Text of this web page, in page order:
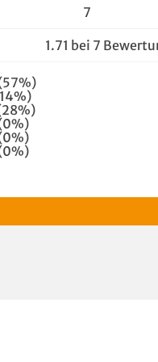
7
1.71 bei 7